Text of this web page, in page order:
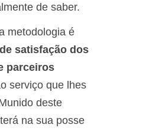
de saber.
metodologia é
satisfação dos
parceiros
serviço que lhes
deste
na sua posse